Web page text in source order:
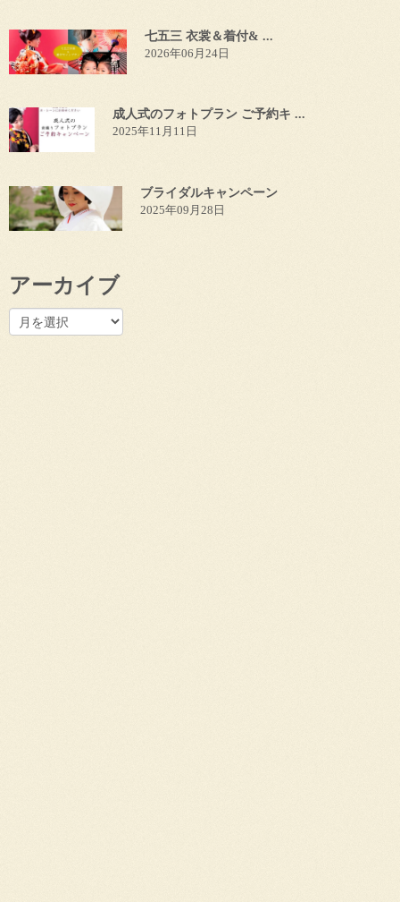
七五三 衣裳＆着付& ...
2026年06月24日
成人式のフォトプラン ご予約キ ...
2025年11月11日
ブライダルキャンペーン
2025年09月28日
アーカイブ